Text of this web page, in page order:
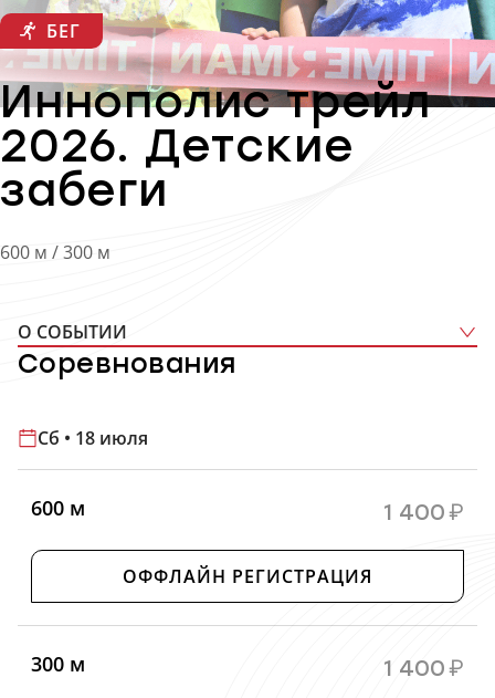
БЕГ
Иннополис трейл
2026. Детские
забеги
600 м / 300 м
О СОБЫТИИ
Соревнования
Сб • 18 июля
600 м 1 400₽
ОФФЛАЙН РЕГИСТРАЦИЯ
300 м 1 400₽